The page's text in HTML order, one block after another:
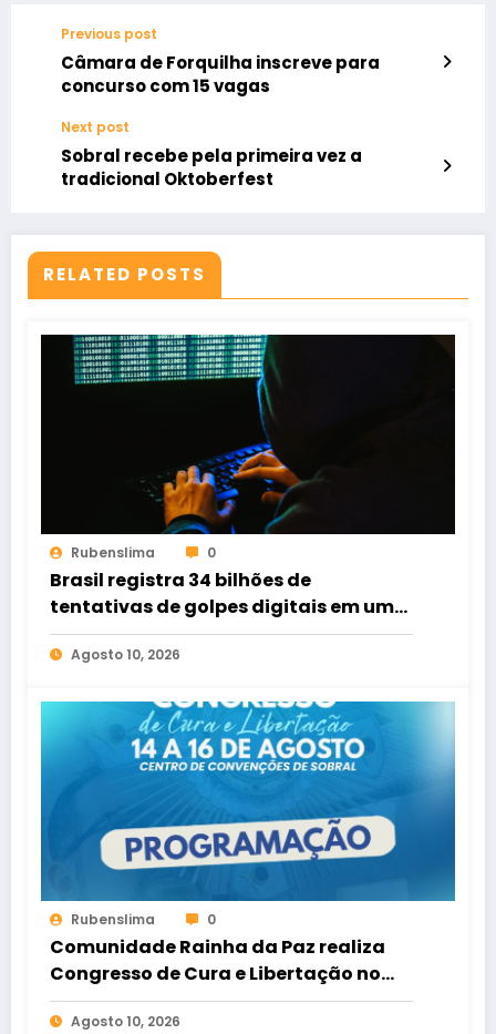
Previous post
Câmara de Forquilha inscreve para
concurso com 15 vagas
Next post
Sobral recebe pela primeira vez a
tradicional Oktoberfest
RELATED POSTS
Rubenslima 0
Brasil registra 34 bilhões de
tentativas de golpes digitais em um
ano; 16,5 milhões perderam dinheiro
Agosto 10, 2026
Rubenslima 0
Comunidade Rainha da Paz realiza
Congresso de Cura e Libertação no
Centro de Convenções de Sobral
Agosto 10, 2026